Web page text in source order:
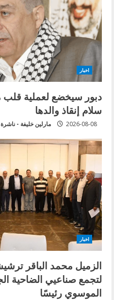
e
a
d
i
n
g
اخبار
دبور سيخضع لعملية قلب
سلام إنقاذ والدها
مارلين خليفة - 2026-08-08
اخبار
الزميل محمد الباقر
لتجمع صناعيي الضاحية
الموسوي رئيسًا